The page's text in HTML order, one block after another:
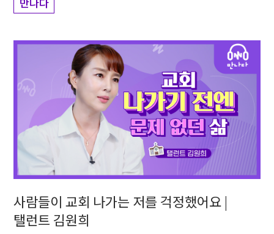
사람들이 교회 나가는 저를 걱정했어요 |
탤런트 김원희